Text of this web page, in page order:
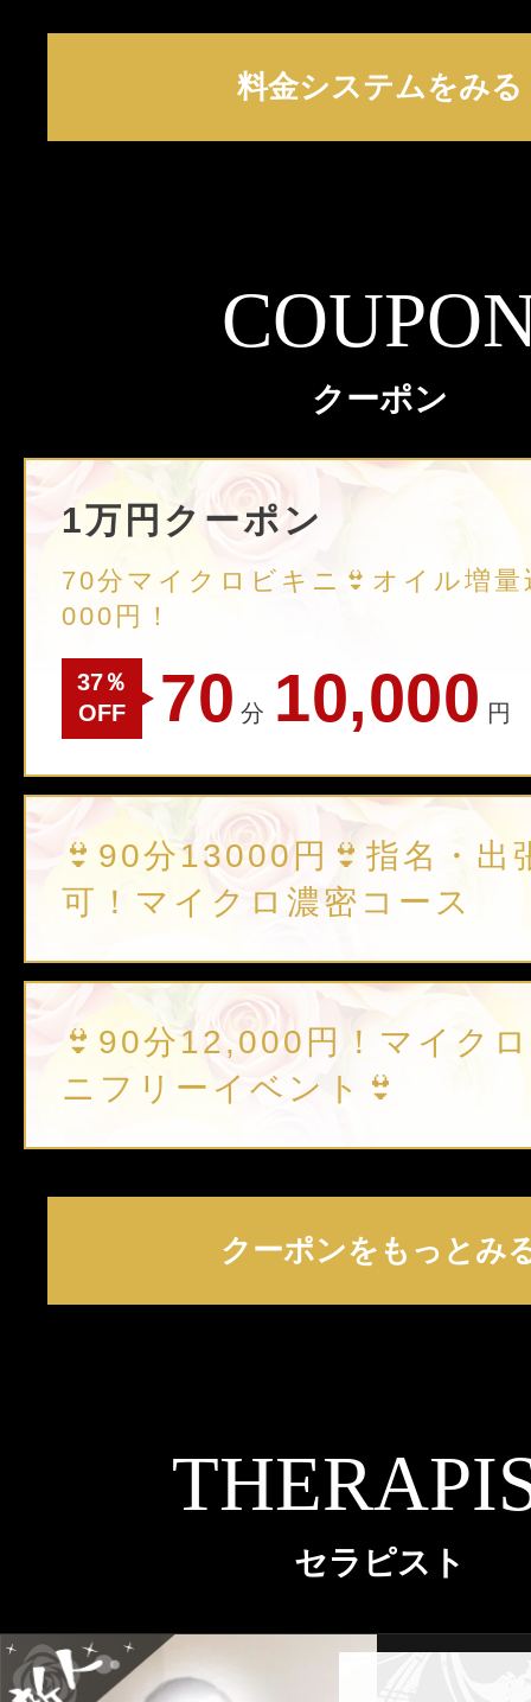
料金システムをみる
クーポン
1万円クーポン
70分マイクロビキニ👙オイル増
000円！
37％
OFF
70 分 10,000 円
👙90分13000円👙指名・出
可！マイクロ濃密コース
👙90分12,000円！マイク
ニフリーイベント👙
クーポンをもっとみ
セラピスト